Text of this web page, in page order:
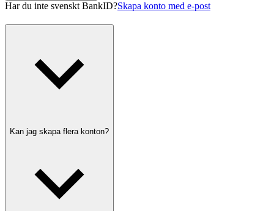
Har du inte svenskt BankID?Skapa konto med e-post
Kan jag skapa flera konton?